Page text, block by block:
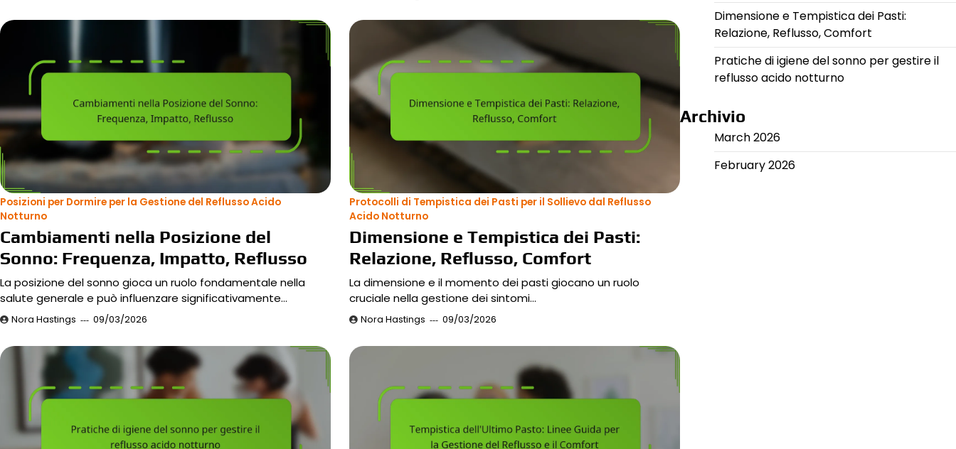
Posizioni per Dormire per la Gestione del Reflusso Acido
Notturno
Cambiamenti nella Posizione del
Sonno: Frequenza, Impatto, Reflusso
La posizione del sonno gioca un ruolo fondamentale nella
salute generale e può influenzare significativamente…
Nora Hastings 09/03/2026
Protocolli di Tempistica dei Pasti per il Sollievo dal Reflusso
Acido Notturno
Dimensione e Tempistica dei Pasti:
Relazione, Reflusso, Comfort
La dimensione e il momento dei pasti giocano un ruolo
cruciale nella gestione dei sintomi…
Nora Hastings 09/03/2026
Dimensione e Tempistica dei Pasti:
Relazione, Reflusso, Comfort
Pratiche di igiene del sonno per gestire il
reflusso acido notturno
Archivio
March 2026
February 2026